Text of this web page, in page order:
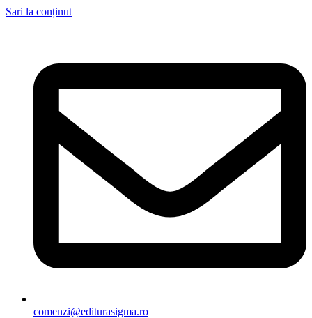
Sari la conținut
comenzi@editurasigma.ro